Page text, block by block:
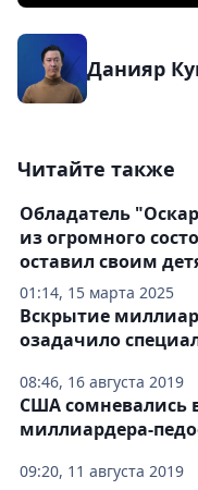
Данияр
Читайте также
01:14, 15 марта 2025
Обладатель
из огромного
оставил своим
08:46, 16 августа 2019
Вскрытие
озадачило
09:20, 11 августа 2019
США сомневались
миллиардера-